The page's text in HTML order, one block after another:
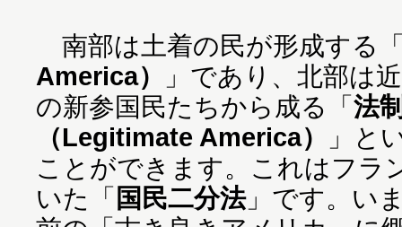
南部は土着の民が形成する
America）
」であり、北部は
の新参国民たちから成る「法
（Legitimate America）
」と
ことができます。これはフラ
いた「 国民二分法」です。い